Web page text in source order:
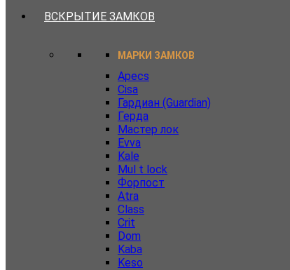
ВСКРЫТИЕ ЗАМКОВ
МАРКИ ЗАМКОВ
Apecs
Cisa
Гардиан (Guardian)
Герда
Мастер лок
Evva
Kale
Mul t lock
Форпост
Atra
Class
Crit
Dom
Kaba
Keso